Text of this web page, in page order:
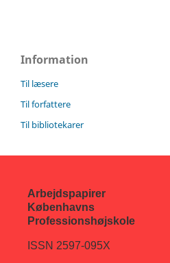
Information
Til læsere
Til forfattere
Til bibliotekarer
Arbejdspapirer
Københavns
Professionshøjskole
ISSN 2597-095X